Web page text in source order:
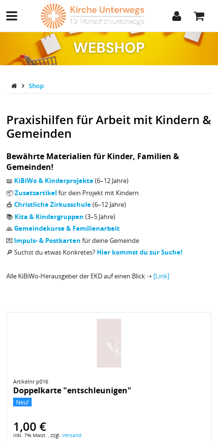
Shop
Praxishilfen für Arbeit mit Kindern &
Gemeinden
Bewährte Materialien für Kinder, Familien &
Gemeinden!
📖 KiBiWo & Kinderprojekte(6–12 Jahre)
📦Zusatzartikel für dein Projekt mit Kindern
🎪Christliche Zirkusschule(6–12 Jahre)
📚 Kita & Kindergruppen (3–5 Jahre)
🙏Gemeindekurse & Familienarbeit
💌 Impuls- & Postkarten für deine Gemeinde
🔎 Suchst du etwas Konkretes? Hier kommst du zur Suche!
Alle KiBiWo-Herausgeber der EKD auf einen Blick ➝ [Link]
Artikelnr p016
Doppelkarte "entschleunigen"
Neu!
1,00 €
inkl. 7% Mwst. , zzgl. Versand